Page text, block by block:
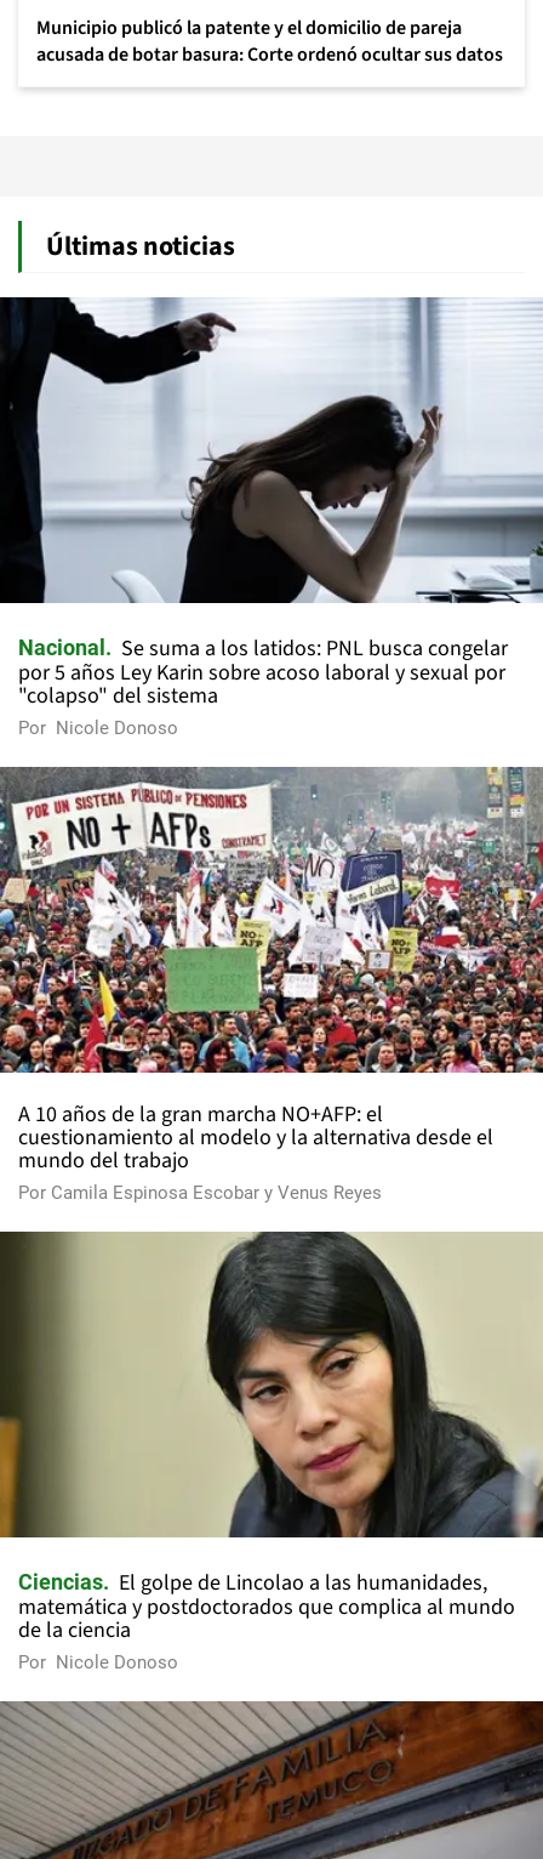
Municipio publicó la patente y el domicilio de pareja
acusada de botar basura: Corte ordenó ocultar sus datos
Últimas noticias
Nacional
Se suma a los latidos: PNL busca congelar
por 5 años Ley Karin sobre acoso laboral y sexual por
"colapso" del sistema
Por Nicole Donoso
A 10 años de la gran marcha NO+AFP: el
cuestionamiento al modelo y la alternativa desde el
mundo del trabajo
Por Camila Espinosa Escobar y Venus Reyes
Ciencias
El golpe de Lincolao a las humanidades,
matemática y postdoctorados que complica al mundo
de la ciencia
Por Nicole Donoso